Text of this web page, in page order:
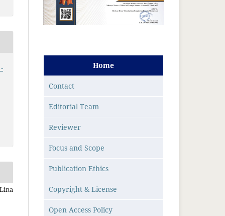
Home
Contact
Editorial Team
Reviewer
Focus and Scope
Publication Ethics
Copyright & License
Open Access Policy